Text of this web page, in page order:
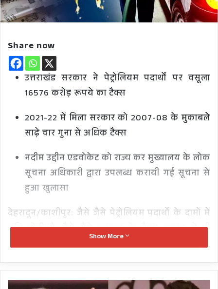
Share now
उत्तराखंड सरकार ने पेट्रोलियम पदार्थों पर वसूला
16576 करोड़ रूपये का टैक्स
2021-22 में मिला सरकार को 2007-08 के मुकाबलेे
साढ़े चार गुना से अधिक टैक्स
नदीम उद्दीन एडवोकेट को राज्य कर मुख्यालय के लोक
सूचना अधिकारी द्वारा उपलब्ध करायी गई सूचना से
हुआ खुलासा
देहरादून/काशीपुर: जैैसे जैैसे पेट्रोलियम पदार्थों के दामोें मेेें
वृद्धि होती हैै, वैैसे वैैसे सरकार के टैक्स राजस्व में भी
बढ़ोत्तरी होती है। पेट्रोलियम पदार्थोें पर वर्ष 2021-22 में
2007-08 के मुकाबले साढ़े चार गुना टैक्स मिला हैै। यह
खुलासा सूचना अधिकार कार्यकर्ता नदीम उददीन को
Show More
नेशनल